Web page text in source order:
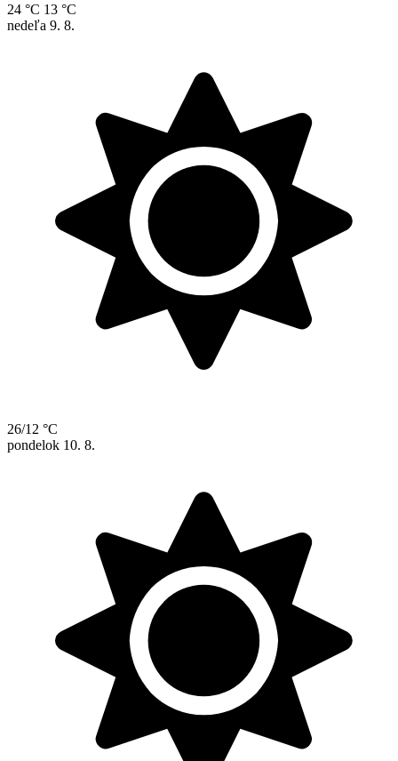
24 °C 13 °C
nedeľa 9. 8.
26/12 °C
pondelok 10. 8.